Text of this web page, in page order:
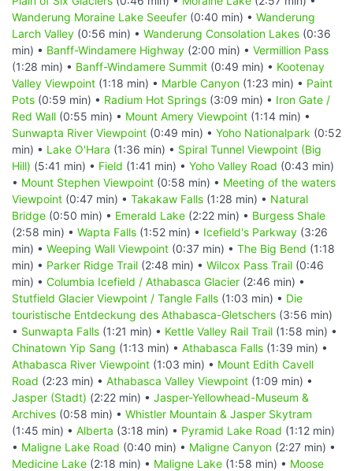
Wanderung Moraine Lake Seeufer (0:40 min) • Wanderung
Larch Valley (0:56 min) • Wanderung Consolation Lakes (0:36
min) • Banff-Windamere Highway (2:00 min) • Vermillion Pass
(1:28 min) • Banff-Windamere Summit (0:49 min) • Kootenay
Valley Viewpoint (1:18 min) • Marble Canyon (1:23 min) • Paint
Pots (0:59 min) • Radium Hot Springs (3:09 min) • Iron Gate /
Red Wall (0:55 min) • Mount Amery Viewpoint (1:14 min) •
Sunwapta River Viewpoint (0:49 min) • Yoho Nationalpark (0:52
min) • Lake O'Hara (1:36 min) • Spiral Tunnel Viewpoint (Big
Hill) (5:41 min) • Field (1:41 min) • Yoho Valley Road (0:43 min)
• Mount Stephen Viewpoint (0:58 min) • Meeting of the waters
Viewpoint (0:47 min) • Takakaw Falls (1:28 min) • Natural
Bridge (0:50 min) • Emerald Lake (2:22 min) • Burgess Shale
(2:58 min) • Wapta Falls (1:52 min) • Icefield's Parkway (3:26
min) • Weeping Wall Viewpoint (0:37 min) • The Big Bend (1:18
min) • Parker Ridge Trail (2:48 min) • Wilcox Pass Trail (0:46
min) • Columbia Icefield / Athabasca Glacier (2:46 min) •
Stutfield Glacier Viewpoint / Tangle Falls (1:03 min) • Die
touristische Entdeckung des Athabasca-Gletschers (3:56 min)
• Sunwapta Falls (1:21 min) • Kettle Valley Rail Trail (1:58 min) •
Chinatown Yip Sang (1:13 min) • Athabasca Falls (1:39 min) •
Athabasca River Viewpoint (1:03 min) • Mount Edith Cavell
Road (2:23 min) • Athabasca Valley Viewpoint (1:09 min) •
Jasper (Stadt) (2:22 min) • Jasper-Yellowhead-Museum &
Archives (0:58 min) • Whistler Mountain & Jasper Skytram
(1:45 min) • Alberta (3:18 min) • Pyramid Lake Road (1:12 min)
• Maligne Lake Road (0:40 min) • Maligne Canyon (2:27 min) •
Medicine Lake (2:18 min) • Maligne Lake (1:58 min) • Moose